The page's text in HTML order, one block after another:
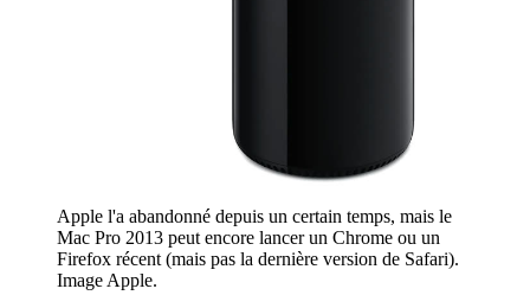
Apple l'a abandonné depuis un certain temps, mais le
Mac Pro 2013 peut encore lancer un Chrome ou un
Firefox récent (mais pas la dernière version de Safari).
Image Apple.